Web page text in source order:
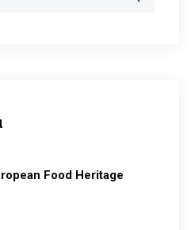
Food Heritage